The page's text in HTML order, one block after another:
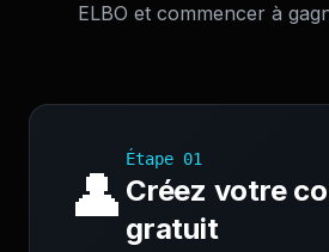
ELBO et commencer à
👤
Étape 01
Créez votre
gratuit